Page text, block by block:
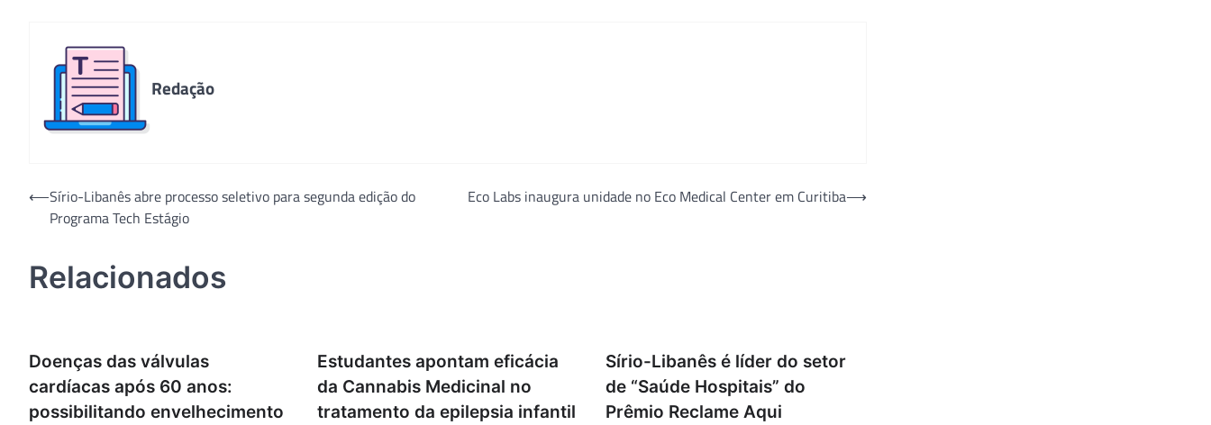
Redação
Navegação
⟵Sírio-Libanês abre processo seletivo para segunda edição do
Programa Tech Estágio
Eco Labs inaugura unidade no Eco Medical Center em Curitiba⟶
Relacionados
Doenças das válvulas
cardíacas após 60 anos:
possibilitando envelhecimento
Estudantes apontam eficácia
da Cannabis Medicinal no
tratamento da epilepsia infantil
Sírio-Libanês é líder do setor
de “Saúde Hospitais” do
Prêmio Reclame Aqui